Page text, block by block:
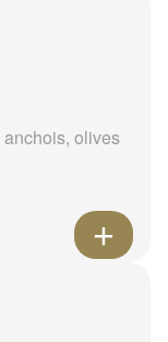
anchois, olives